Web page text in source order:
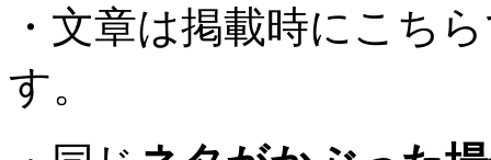
・文章は掲載時にこち
す。